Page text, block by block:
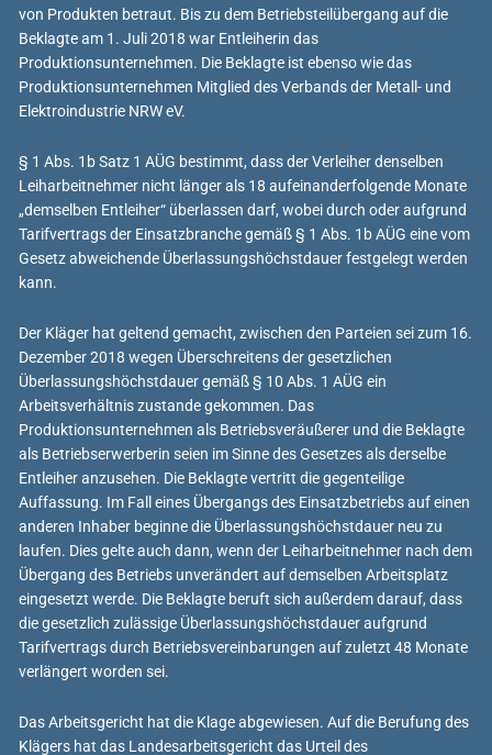
von Produkten betraut. Bis zu dem Betriebsteilübergang auf die
Beklagte am 1. Juli 2018 war Entleiherin das
Produktionsunternehmen. Die Beklagte ist ebenso wie das
Produktionsunternehmen Mitglied des Verbands der Metall- und
Elektroindustrie NRW eV.
§ 1 Abs. 1b Satz 1 AÜG bestimmt, dass der Verleiher denselben
Leiharbeitnehmer nicht länger als 18 aufeinanderfolgende Monate
„demselben Entleiher“ überlassen darf, wobei durch oder aufgrund
Tarifvertrags der Einsatzbranche gemäß § 1 Abs. 1b AÜG eine vom
Gesetz abweichende Überlassungshöchstdauer festgelegt werden
kann.
Der Kläger hat geltend gemacht, zwischen den Parteien sei zum 16.
Dezember 2018 wegen Überschreitens der gesetzlichen
Überlassungshöchstdauer gemäß § 10 Abs. 1 AÜG ein
Arbeitsverhältnis zustande gekommen. Das
Produktionsunternehmen als Betriebsveräußerer und die Beklagte
als Betriebserwerberin seien im Sinne des Gesetzes als derselbe
Entleiher anzusehen. Die Beklagte vertritt die gegenteilige
Auffassung. Im Fall eines Übergangs des Einsatzbetriebs auf einen
anderen Inhaber beginne die Überlassungshöchstdauer neu zu
laufen. Dies gelte auch dann, wenn der Leiharbeitnehmer nach dem
Übergang des Betriebs unverändert auf demselben Arbeitsplatz
eingesetzt werde. Die Beklagte beruft sich außerdem darauf, dass
die gesetzlich zulässige Überlassungshöchstdauer aufgrund
Tarifvertrags durch Betriebsvereinbarungen auf zuletzt 48 Monate
verlängert worden sei.
Das Arbeitsgericht hat die Klage abgewiesen. Auf die Berufung des
Klägers hat das Landesarbeitsgericht das Urteil des